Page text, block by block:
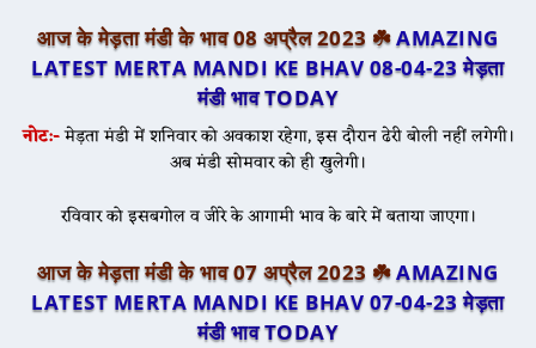
आज के मेड़ता मंडी के भाव 08 अप्रैल 2023 ☘️AMAZING
LATEST MERTA MANDI KE BHAV 08-04-23 मेड़ता
मंडी भाव TODAY
नोट:-मेड़ता मंडी में शनिवार को अवकाश रहेगा, इस दौरान ढेरी बोली नहीं लगेगी।
अब मंडी सोमवार को ही खुलेगी।
रविवार को इसबगोल व जीरे के आगामी भाव के बारे में बताया जाएगा।
आज के मेड़ता मंडी के भाव 07 अप्रैल 2023 ☘️AMAZING
LATEST MERTA MANDI KE BHAV 07-04-23 मेड़ता
मंडी भाव TODAY